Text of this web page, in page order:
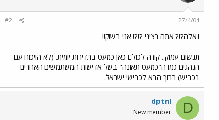
27/4/04
#2
וואלה?!? אתה רציני ?!?! אני בשוק!!
תנשום עמוק.. קורה לכולם כאן כמעט בתדירות יומית. (לא הויכוח עם
הנהגים כמו ה"כמעט תאונה" בשל אדישות המשתמשים האחרים
בכביש) ברוך הבא לכבישי ישראל.
D
dptnl
New member